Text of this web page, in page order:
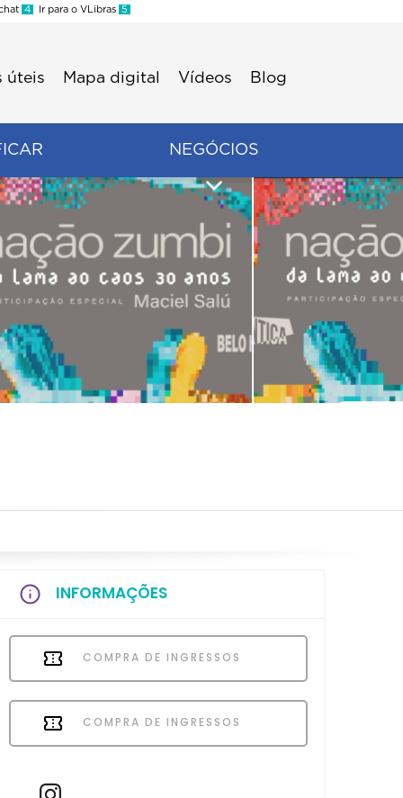
4 Ir para o VLibras 5
úteis Mapa digital Vídeos Blog
NEGÓCIOS
INFORMAÇÕES
COMPRA DE INGRESSOS
COMPRA DE INGRESSOS